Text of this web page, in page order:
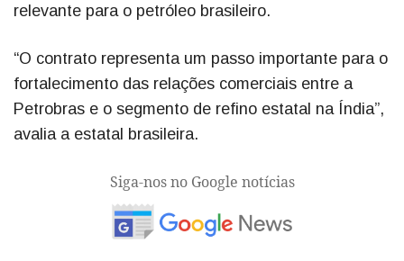
relevante para o petróleo brasileiro.
“O contrato representa um passo importante para o
fortalecimento das relações comerciais entre a
Petrobras e o segmento de refino estatal na Índia”,
avalia a estatal brasileira.
Siga-nos no Google notícias